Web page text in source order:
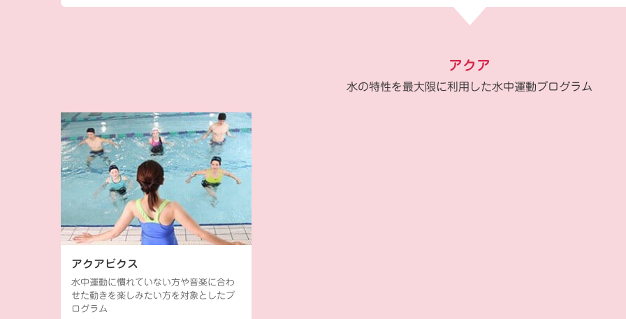
アクア
水の特性を最大限に利用した水中運動プログラム
アクアビクス
水中運動に慣れていない方や音楽に合わ
せた動きを楽しみたい方を対象としたプ
ログラム